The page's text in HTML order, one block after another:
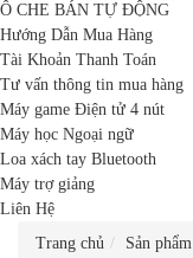
Ô CHE BÁN TỰ ĐỘNG
Hướng Dẫn Mua Hàng
Tài Khoản Thanh Toán
Tư vấn thông tin mua hàng
Máy game Điện tử 4 nút
Máy học Ngoại ngữ
Loa xách tay Bluetooth
Máy trợ giảng
Liên Hệ
Trang chủ
Sản phẩm